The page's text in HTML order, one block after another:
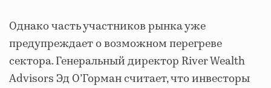
Однако часть участников рынка уже
предупреждает о возможном перегреве
сектора. Генеральный директор River Wealth
Advisors Эд О’Горман считает, что инвесторы